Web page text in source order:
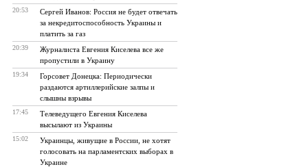
20:53
Сергей Иванов: Россия не будет отвечать
за некредитоспособность Украины и
платить за газ
20:39
Журналиста Евгения Киселева все же
пропустили в Украину
19:34
Горсовет Донецка: Периодически
раздаются артиллерийские залпы и
слышны взрывы
17:45
Телеведущего Евгения Киселева
высылают из Украины
15:02
Украинцы, живущие в России, не хотят
голосовать на парламентских выборах в
Украине